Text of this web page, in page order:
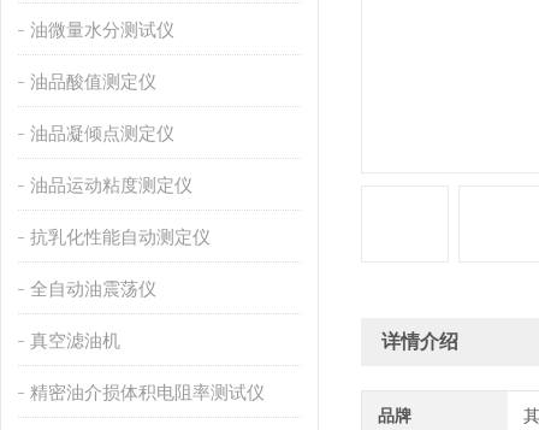
油微量水分测试仪
油品酸值测定仪
油品凝倾点测定仪
油品运动粘度测定仪
抗乳化性能自动测定仪
全自动油震荡仪
真空滤油机
精密油介损体积电阻率测试仪
详情介绍
品牌